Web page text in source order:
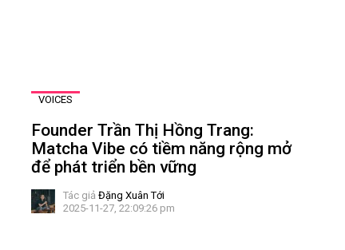
VOICES
Founder Trần Thị Hồng Trang:
Matcha Vibe có tiềm năng rộng mở
để phát triển bền vững
Tác giả Đặng Xuân Tới
2025-11-27, 22:09:26 pm